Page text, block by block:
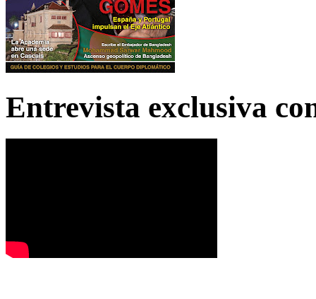
Entrevista exclusiva